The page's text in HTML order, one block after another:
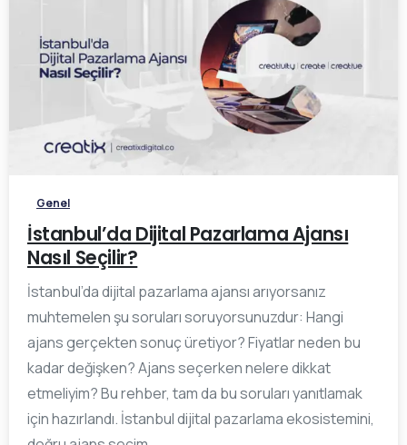
Genel
İstanbul’da Dijital Pazarlama Ajansı
Nasıl Seçilir?
İstanbul’da dijital pazarlama ajansı arıyorsanız
muhtemelen şu soruları soruyorsunuzdur: Hangi
ajans gerçekten sonuç üretiyor? Fiyatlar neden bu
kadar değişken? Ajans seçerken nelere dikkat
etmeliyim? Bu rehber, tam da bu soruları yanıtlamak
için hazırlandı. İstanbul dijital pazarlama ekosistemini,